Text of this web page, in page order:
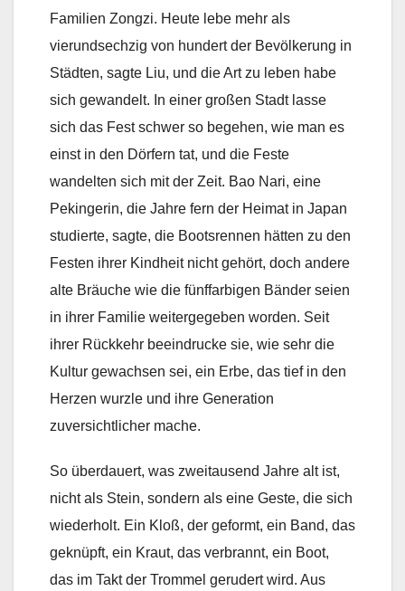
Familien Zongzi. Heute lebe mehr als
vierundsechzig von hundert der Bevölkerung in
Städten, sagte Liu, und die Art zu leben habe
sich gewandelt. In einer großen Stadt lasse
sich das Fest schwer so begehen, wie man es
einst in den Dörfern tat, und die Feste
wandelten sich mit der Zeit. Bao Nari, eine
Pekingerin, die Jahre fern der Heimat in Japan
studierte, sagte, die Bootsrennen hätten zu den
Festen ihrer Kindheit nicht gehört, doch andere
alte Bräuche wie die fünffarbigen Bänder seien
in ihrer Familie weitergegeben worden. Seit
ihrer Rückkehr beeindrucke sie, wie sehr die
Kultur gewachsen sei, ein Erbe, das tief in den
Herzen wurzle und ihre Generation
zuversichtlicher mache.
So überdauert, was zweitausend Jahre alt ist,
nicht als Stein, sondern als eine Geste, die sich
wiederholt. Ein Kloß, der geformt, ein Band, das
geknüpft, ein Kraut, das verbrannt, ein Boot,
das im Takt der Trommel gerudert wird. Aus